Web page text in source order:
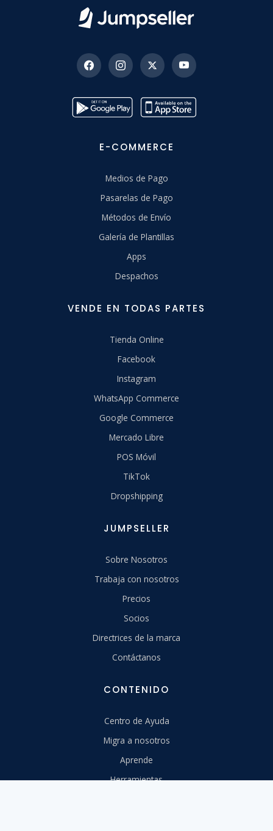
E-COMMERCE
Medios de Pago
Pasarelas de Pago
Métodos de Envío
Galería de Plantillas
Apps
Despachos
VENDE EN TODAS PARTES
Tienda Online
Facebook
Instagram
WhatsApp Commerce
Google Commerce
Mercado Libre
POS Móvil
TikTok
Dropshipping
JUMPSELLER
Sobre Nosotros
Trabaja con nosotros
Precios
Socios
Directrices de la marca
Contáctanos
CONTENIDO
Centro de Ayuda
Migra a nosotros
Aprende
Herramientas